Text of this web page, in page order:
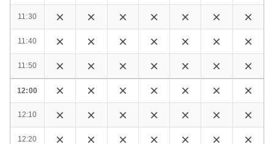
11:30
11:40
11:50
12:00
12:10
12:20